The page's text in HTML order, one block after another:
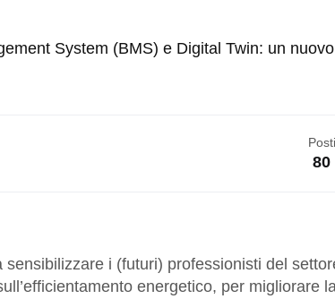
System (BMS) e Digital Twin: un
Posti
80
i (futuri) professionisti del
energetico, per migliorare